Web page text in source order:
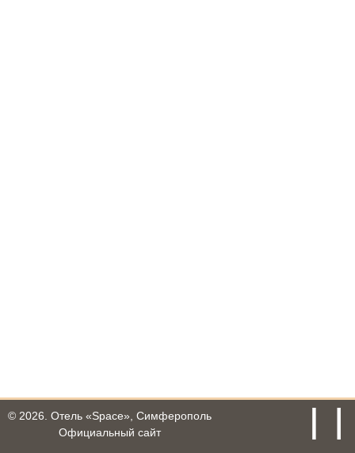
© 2026. Отель «Space», Симферополь
Официальный сайт